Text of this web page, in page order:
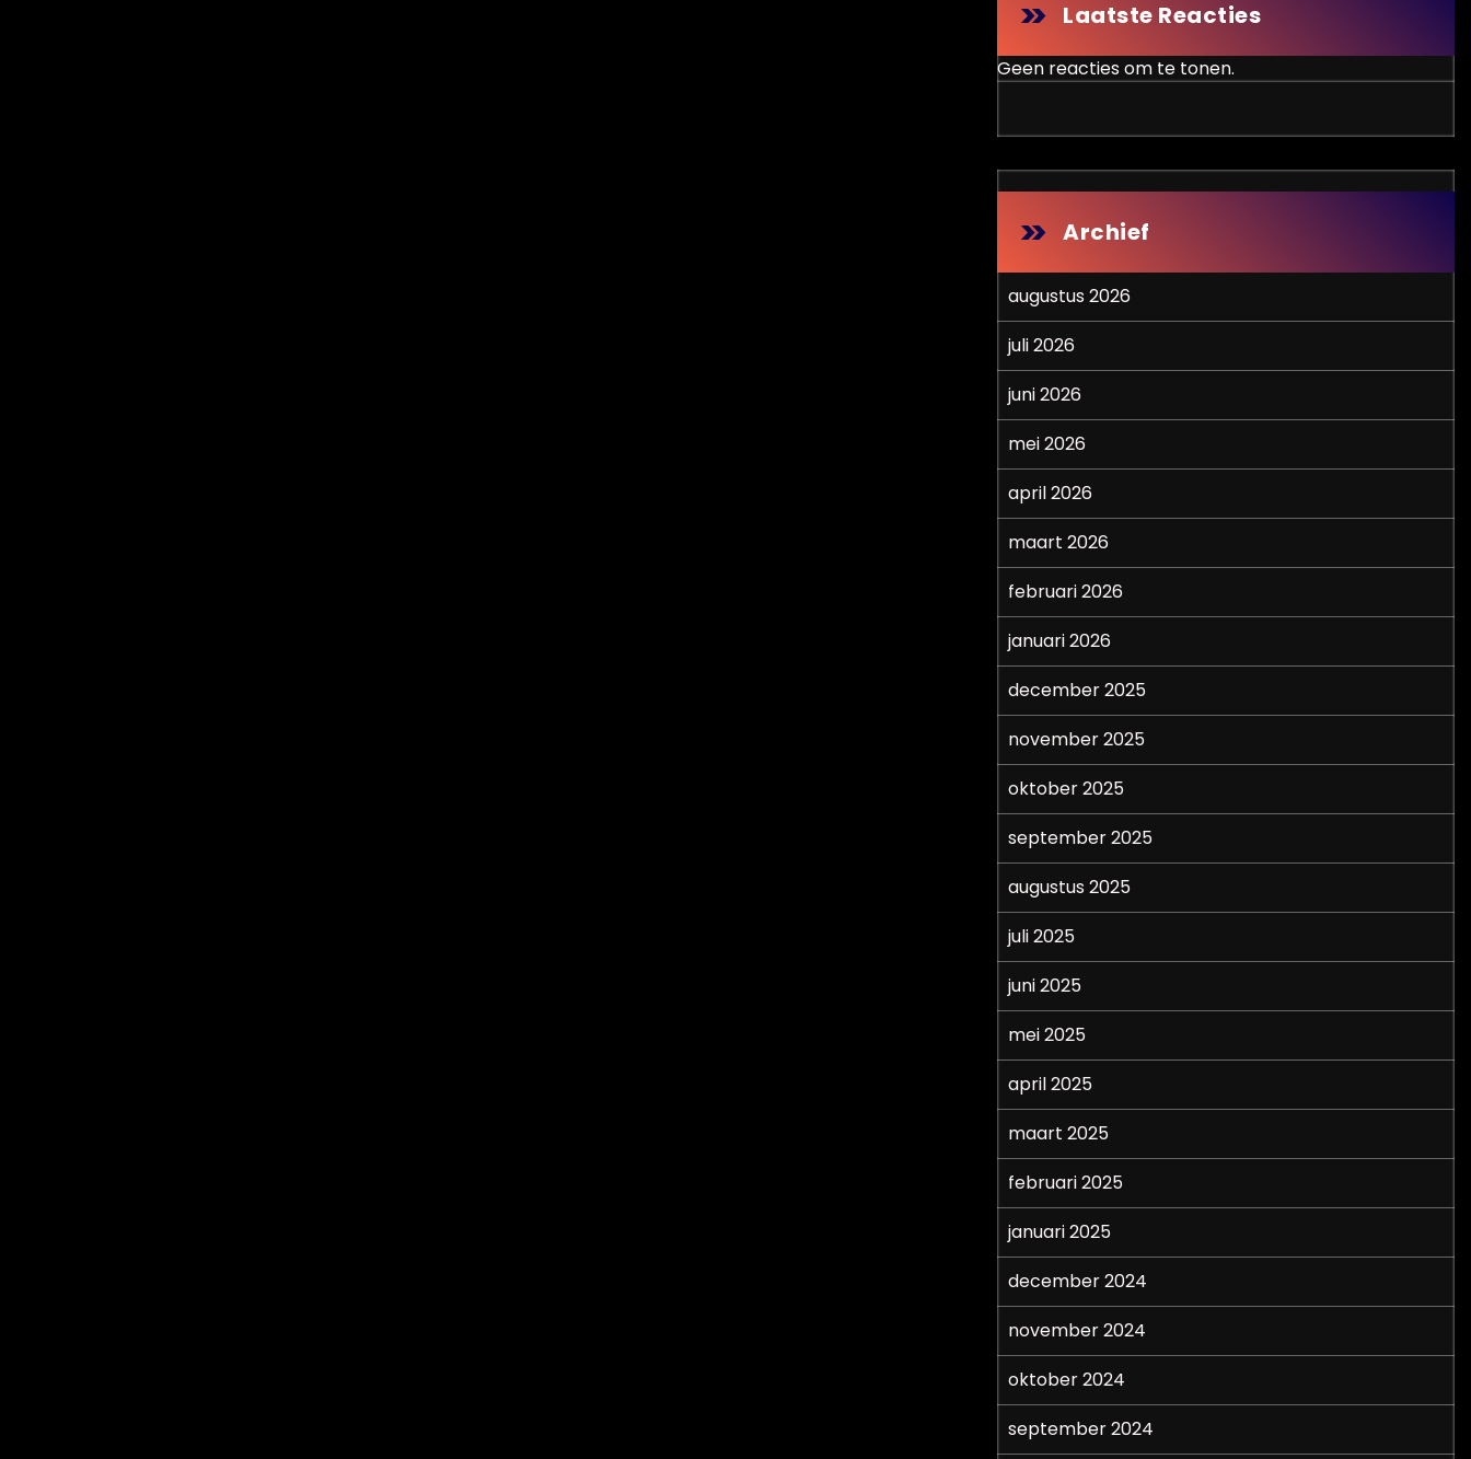
Laatste Reacties
Geen reacties om te tonen.
Archief
augustus 2026
juli 2026
juni 2026
mei 2026
april 2026
maart 2026
februari 2026
januari 2026
december 2025
november 2025
oktober 2025
september 2025
augustus 2025
juli 2025
juni 2025
mei 2025
april 2025
maart 2025
februari 2025
januari 2025
december 2024
november 2024
oktober 2024
september 2024